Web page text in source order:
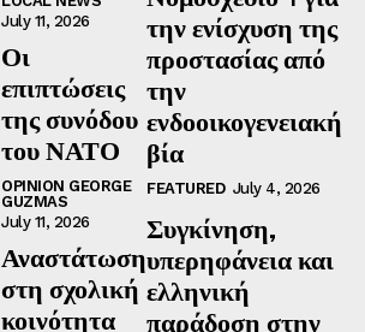
July 11, 2026
Οι
επιπτώσεις
της συνόδου
του ΝΑΤΟ
OPINION GEORGE
GUZMAS
July 11, 2026
Αναστάτωση
στη σχολική
κοινότητα
την ενίσχυση της
προστασίας από
την
ενδοοικογενειακή
βία
FEATURED July 4, 2026
Συγκίνηση,
υπερηφάνεια και
ελληνική
παράδοση στην